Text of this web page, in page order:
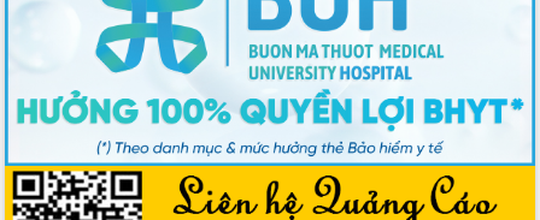
Chuyển đổi số mở ra không gian phát
triển trong lĩnh vực văn hóa, du lịch
Công bố quyết định của Ban Thường
vụ Tỉnh ủy về công tác cán bộ.
Thủ tướng Phạm Minh Chính: Khẩn
trương tái thiết cuộc sống người dân
sau thiên tai
Tập trung nâng cao chất lượng, tổ